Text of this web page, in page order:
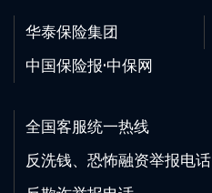
华泰保险集团
中国保险报·中保网
全国客服统一热线
反洗钱、恐怖融资举报电话